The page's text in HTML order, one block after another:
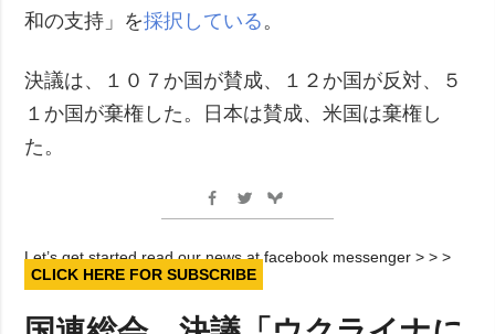
和の支持」を採択している 。
決議は、１０７か国が賛成、１２か国が反対、５
１か国が棄権した。日本は賛成、米国は棄権し
た。
Let’s get started read our news at facebook messenger > > >
CLICK HERE FOR SUBSCRIBE